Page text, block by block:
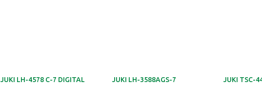
JUKI LH-4578 С-7 DIGITAL
JUKI LH-3588AGS-7
JUKI TSC-